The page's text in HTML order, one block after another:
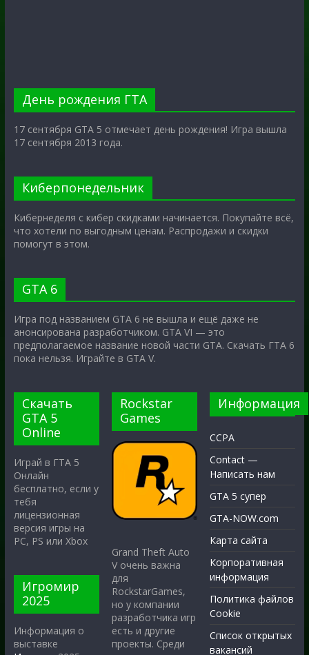
День рождения ГТА
17 сентября GTA 5 отмечает день рождения! Игра вышла
17 сентября 2013 года.
Киберпонедельник
Кибернеделя с кибер скидками начинается. Покупайте всё,
что хотели по выгодным ценам. Распродажи и скидки
помогут в этом.
GTA 6
Игра под названием GTA 6 не вышла и ещё даже не
анонсирована разработчиком. GTA VI — это
предполагаемое название новой части GTA. Скачать ГТА 6
пока нельзя. Играйте в GTA V.
Скачать
GTA 5
Online
Играй в ГТА 5
Онлайн
бесплатно, если у
тебя
лицензионная
версия игры на
PC, PS или Xbox
Игромир
2025
Информация о
выставке
Rockstar
Games
Grand Theft Auto
V очень важна
для
RockstarGames,
но у компании
разработчика игр
есть и другие
проекты. Среди
Информация
CCPA
Contact —
Написать нам
GTA 5 супер
GTA-NOW.com
Карта сайта
Корпоративная
информация
Политика файлов
Cookie
Список открытых
вакансий